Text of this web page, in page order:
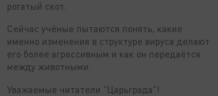
рогатый скот.
Сейчас учёные пытаются понять, какие
именно изменения в структуре вируса делают
его более агрессивным и как он передаётся
между животными.
Уважаемые читатели "Царьграда"!